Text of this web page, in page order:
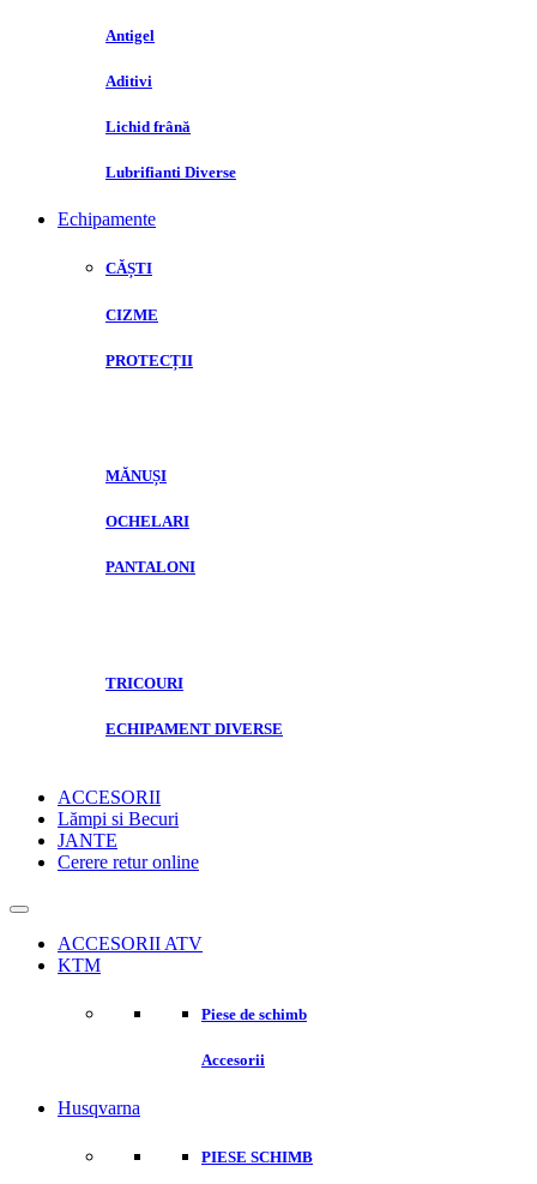
Antigel
Aditivi
Lichid frână
Lubrifianti Diverse
Echipamente
CĂȘTI
CIZME
PROTECȚII
MĂNUȘI
OCHELARI
PANTALONI
TRICOURI
ECHIPAMENT DIVERSE
ACCESORII
Lămpi si Becuri
JANTE
Cerere retur online
ACCESORII ATV
KTM
Piese de schimb
Accesorii
Husqvarna
PIESE SCHIMB